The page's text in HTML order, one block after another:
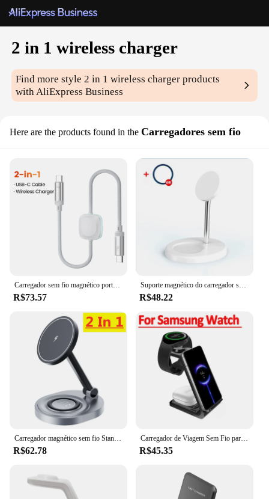
2 in 1 wireless charger
Find more style2 in 1 wireless charger products
with AliExpress Business
Here are the products found in the Carregadores sem fio
Carregador sem fio magnético portátil Toocki, Cabo de carregamento rápido, USB Tipo C, PD 60W, 2 em 1, iPhone 15 Pro Max, iWatch 7, 6, 5, 4
R$73.57
Suporte magnético do carregador sem fio, estação de carregamento do telefone, doca para o iPhone 15, 14, 13, 12 Pro Max, AirPods, carregadores rápidos, 2 em 1
R$48.22
Carregador magnético sem fio Stand Pad, estação de carregamento rápido dobrável, doca para iPhone 15, 14, 13 Pro Max, Mini, Airpods Pro 2, 3, 2 em 1
R$62.78
Carregador de Viagem Sem Fio para Samsung Galaxy, Estação de Carregamento Rápido, S23, S22, Watch 6 Pro, 5, 4, 3, Active 1, 2 Buds, 2 Pro Plus, 30W, 3 em 1
R$45.35